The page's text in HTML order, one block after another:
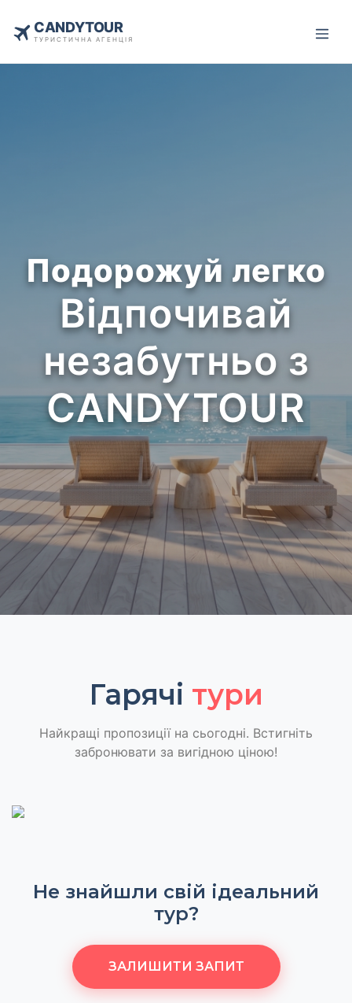
CANDYTOUR
ТУРИСТИЧНА АГЕНЦІЯ
Подорожуй легко
Відпочивай
незабутньо з
CANDYTOUR
Гарячі тури
Найкращі пропозиції на сьогодні. Встигніть
забронювати за вигідною ціною!
Не знайшли свій ідеальний
тур?
ЗАЛИШИТИ ЗАПИТ